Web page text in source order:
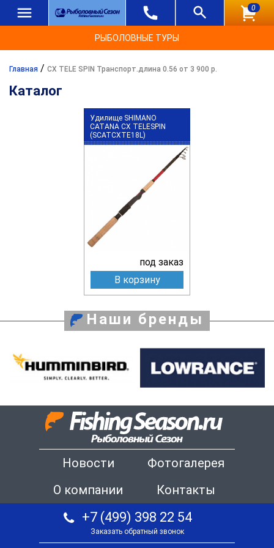
0
РЫБОЛОВНЫЕ ТУРЫ
Главная / CX TELE SPIN Транспорт.длина 0.56 от 3 900 р.
Каталог
Удилище SHIMANO
CATANA CX TELESPIN
(SCATCXTE18L)
под заказ
В корзину
Наши бренды
Новости
Фотогалерея
О компании
Контакты
+7 (499) 398 22 54
Заказать обратный звонок